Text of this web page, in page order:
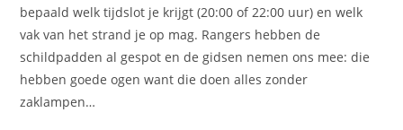
bepaald welk tijdslot je krijgt (20:00 of 22:00 uur) en welk
vak van het strand je op mag. Rangers hebben de
schildpadden al gespot en de gidsen nemen ons mee: die
hebben goede ogen want die doen alles zonder
zaklampen…